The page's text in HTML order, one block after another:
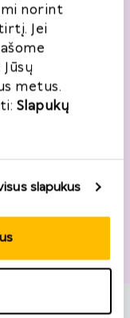
norint
Jei
. Jūsų
metus.
Slapukų
slapukus
data
2026